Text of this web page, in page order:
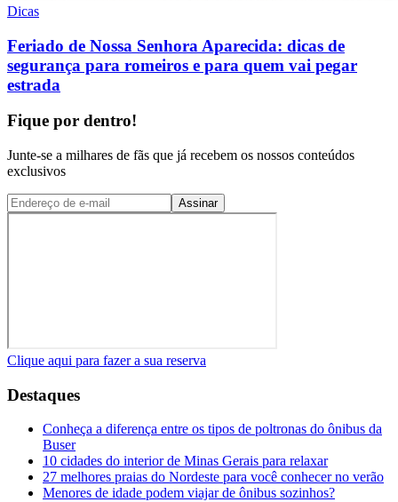
Dicas
Feriado de Nossa Senhora Aparecida: dicas de
segurança para romeiros e para quem vai pegar
estrada
Fique por dentro!
Junte-se a milhares de fãs que já recebem os nossos conteúdos
exclusivos
Assinar
Clique aqui para fazer a sua reserva
Destaques
Conheça a diferença entre os tipos de poltronas do ônibus da
Buser
10 cidades do interior de Minas Gerais para relaxar
27 melhores praias do Nordeste para você conhecer no verão
Menores de idade podem viajar de ônibus sozinhos?